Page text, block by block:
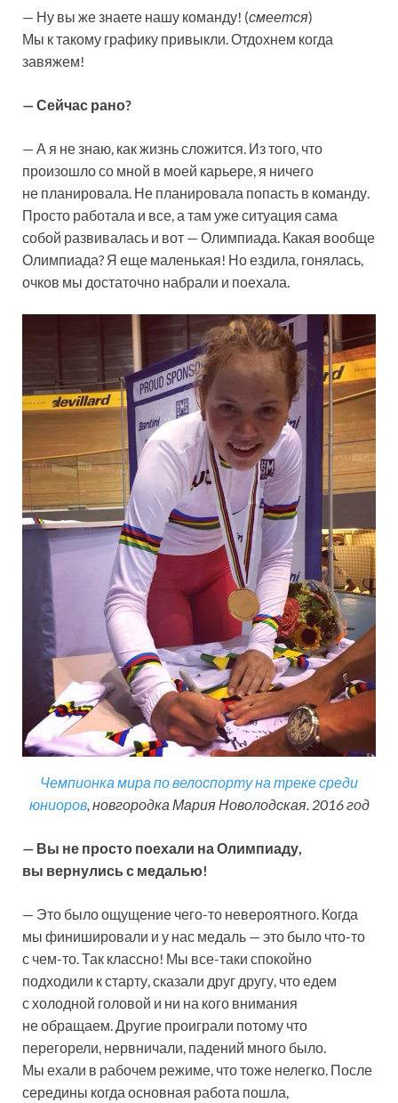
— Ну вы же знаете нашу команду! (смеется)
Мы к такому графику привыкли. Отдохнем когда
завяжем!
— Сейчас рано?
— А я не знаю, как жизнь сложится. Из того, что
произошло со мной в моей карьере, я ничего
не планировала. Не планировала попасть в команду.
Просто работала и все, а там уже ситуация сама
собой развивалась и вот — Олимпиада. Какая вообще
Олимпиада? Я еще маленькая! Но ездила, гонялась,
очков мы достаточно набрали и поехала.
Чемпионка мира по велоспорту на треке среди
юниоров, новгородка Мария Новолодская. 2016 год
— Вы не просто поехали на Олимпиаду,
вы вернулись с медалью!
— Это было ощущение чего-то невероятного. Когда
мы финишировали и у нас медаль — это было что-то
с чем-то. Так классно! Мы все-таки спокойно
подходили к старту, сказали друг другу, что едем
с холодной головой и ни на кого внимания
не обращаем. Другие проиграли потому что
перегорели, нервничали, падений много было.
Мы ехали в рабочем режиме, что тоже нелегко. После
середины когда основная работа пошла,